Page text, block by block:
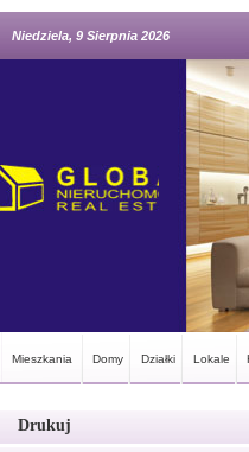
Niedziela, 9 Sierpnia 2026
Mieszkania Domy Działki Lokale
Drukuj